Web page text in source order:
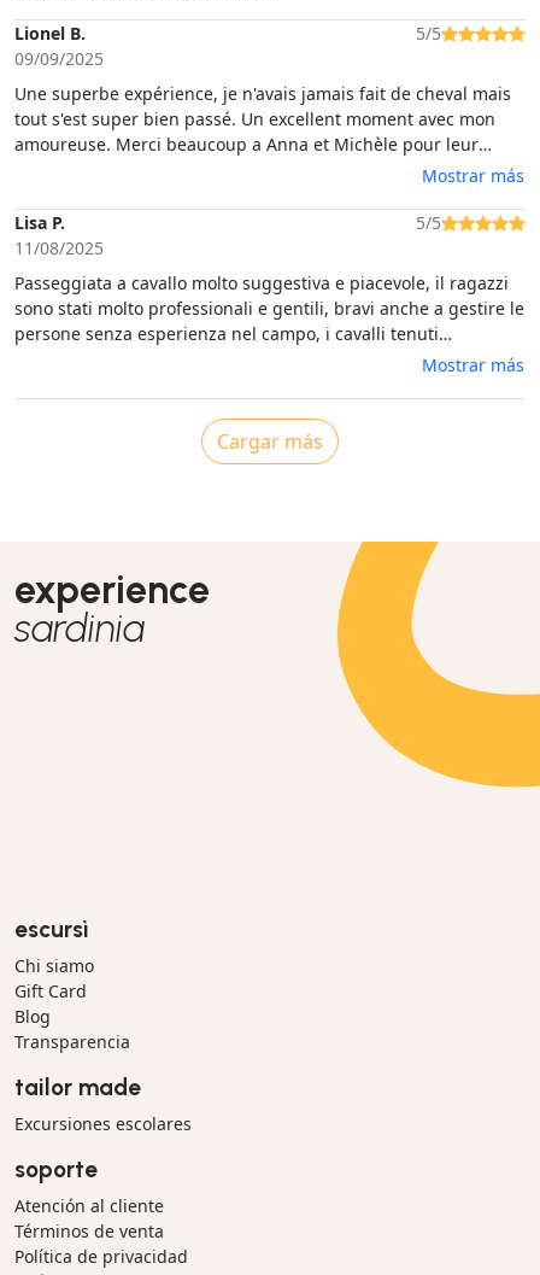
Lionel B.
09/09/2025
5/5
Une superbe expérience, je n'avais jamais fait de cheval mais
tout s'est super bien passé. Un excellent moment avec mon
amoureuse. Merci beaucoup a Anna et Michèle pour leur
enthousiasme et leur professionalisme. Malgré la barrière de
de Baratz est superbe, les cheveux magnifiques et bien choisis
en amont (en fonction de votre morphologie, de votre
encore
Mostrar más
Lisa P.
11/08/2025
5/5
Passeggiata a cavallo molto suggestiva e piacevole, il ragazzi
sono stati molto professionali e gentili, bravi anche a gestire le
persone senza esperienza nel campo, i cavalli tenuti
Mostrar más
Cargar más
experience
sardinia
escursì
Chi siamo
Gift Card
Blog
Transparencia
tailor made
Excursiones escolares
soporte
Atención al cliente
Términos de venta
Política de privacidad